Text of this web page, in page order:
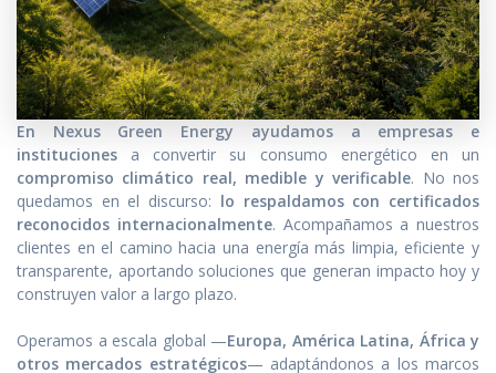
En Nexus Green Energy ayudamos a empresas e
instituciones a convertir su consumo energético en un
compromiso climático real, medible y verificable. No nos
quedamos en el discurso: lo respaldamos con certificados
reconocidos internacionalmente. Acompañamos a nuestros
clientes en el camino hacia una energía más limpia, eficiente y
transparente, aportando soluciones que generan impacto hoy y
construyen valor a largo plazo.
Operamos a escala global —Europa, América Latina, África y
otros mercados estratégicos— adaptándonos a los marcos